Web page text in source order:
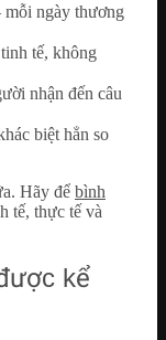
ngày thương
tế, không
nhận đến câu
biệt hẳn so
Hãy để bình
tế, thực tế và
kể